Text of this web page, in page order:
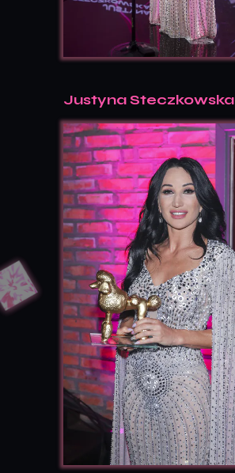
Justyna Steczkowska